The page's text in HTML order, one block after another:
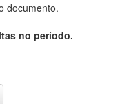
documento.
no período.